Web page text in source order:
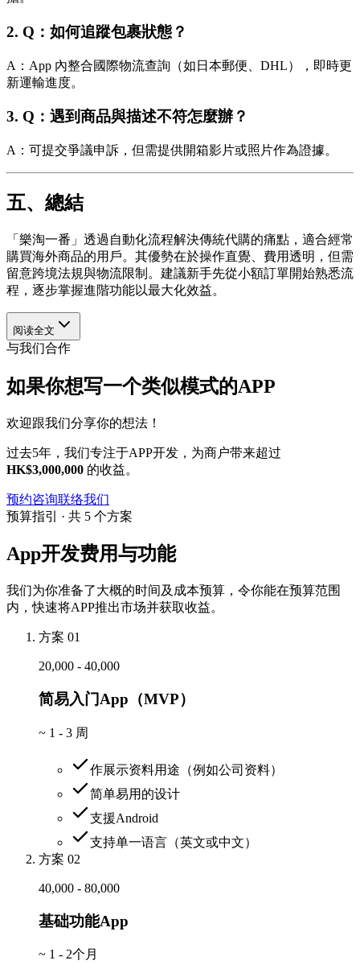
2. Q：如何追蹤包裹狀態？
A：App 內整合國際物流查詢（如日本郵便、DHL），即時更
新運輸進度。
3. Q：遇到商品與描述不符怎麼辦？
A：可提交爭議申訴，但需提供開箱影片或照片作為證據。
五、總結
「樂淘一番」透過自動化流程解決傳統代購的痛點，適合經常
購買海外商品的用戶。其優勢在於操作直覺、費用透明，但需
留意跨境法規與物流限制。建議新手先從小額訂單開始熟悉流
程，逐步掌握進階功能以最大化效益。
阅读全文
与我们合作
如果你想写一个类似模式的APP
欢迎跟我们分享你的想法！
过去5年，我们专注于APP开发，为商户带来超过
HK$3,000,000 的收益。
预约咨询联络我们
预算指引 · 共 5 个方案
App开发费用与功能
我们为你准备了大概的时间及成本预算，令你能在预算范围
内，快速将APP推出市场并获取收益。
方案 01
20,000 - 40,000
简易入门App（MVP）
~ 1 - 3 周
作展示资料用途（例如公司资料）
简单易用的设计
支援Android
支持单一语言（英文或中文）
方案 02
40,000 - 80,000
基础功能App
~ 1 - 2个月